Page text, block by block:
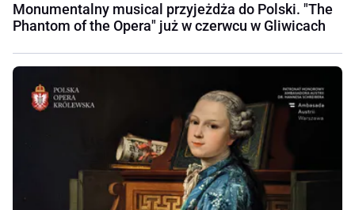
Monumentalny musical przyjeżdża do Polski. "The
Phantom of the Opera" już w czerwcu w Gliwicach